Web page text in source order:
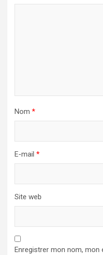
Nom *
E-mail *
Site web
Enregistrer mon nom,